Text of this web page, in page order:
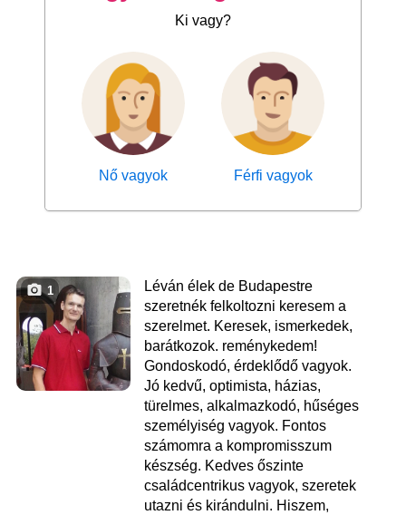
Ki vagy?
Nő vagyok Férfi vagyok
1
Léván élek de Budapestre
szeretnék felkoltozni keresem a
szerelmet. Keresek, ismerkedek,
barátkozok. reménykedem!
Gondoskodó, érdeklődő vagyok.
Jó kedvű, optimista, házias,
türelmes, alkalmazkodó, hűséges
személyiség vagyok. Fontos
számomra a kompromisszum
készség. Kedves őszinte
családcentrikus vagyok, szeretek
utazni és kirándulni. Hiszem,